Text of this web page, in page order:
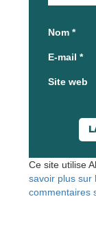
Nom *
E-mail *
Site web
Ce site utilise
savoir plus sur
commentaires